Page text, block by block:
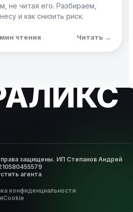
не читая его. Разбираем,
и как снизить риск.
чтения Читать →
защищены. ИП Степанов Андрей
агента
конфиденциальности
Cookie